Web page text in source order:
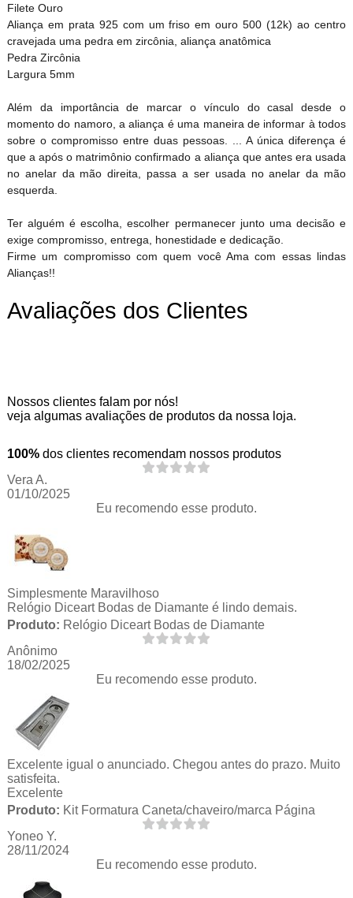
Filete Ouro
Aliança em prata 925 com um friso em ouro 500 (12k) ao centro
cravejada uma pedra em zircônia, aliança anatômica
Pedra Zircônia
Largura 5mm
Além da importância de marcar o vínculo do casal desde o
momento do namoro, a aliança é uma maneira de informar à todos
sobre o compromisso entre duas pessoas. ... A única diferença é
que a após o matrimônio confirmado a aliança que antes era usada
no anelar da mão direita, passa a ser usada no anelar da mão
esquerda.
Ter alguém é escolha, escolher permanecer junto uma decisão e
exige compromisso, entrega, honestidade e dedicação.
Firme um compromisso com quem você Ama com essas lindas
Alianças!!
Avaliações dos Clientes
Nossos clientes falam por nós!
veja algumas avaliações de produtos da nossa loja.
100% dos clientes recomendam nossos produtos
Vera A.
01/10/2025
Eu recomendo esse produto.
Simplesmente Maravilhoso
Relógio Diceart Bodas de Diamante é lindo demais.
Produto: Relógio Diceart Bodas de Diamante
Anônimo
18/02/2025
Eu recomendo esse produto.
Excelente igual o anunciado. Chegou antes do prazo. Muito
satisfeita.
Excelente
Produto: Kit Formatura Caneta/chaveiro/marca Página
Yoneo Y.
28/11/2024
Eu recomendo esse produto.